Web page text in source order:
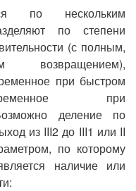
по нескольким
по степени
(с полным,
возвращением),
при быстром
при
деление по
из III2 до III1 или II
по которому
наличие или